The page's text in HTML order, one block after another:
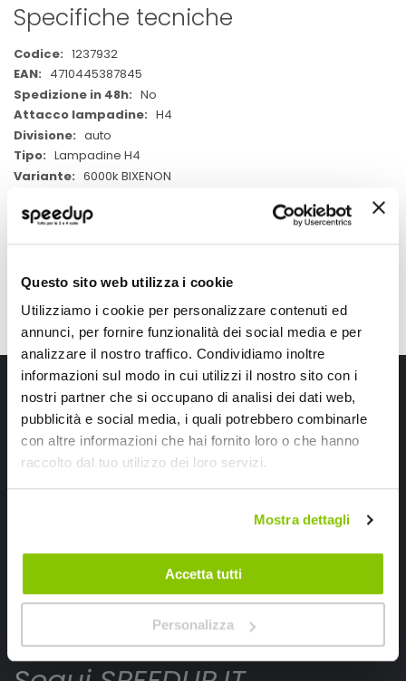
Questo sito web utilizza i cookie
Utilizziamo i cookie per personalizzare contenuti ed
annunci, per fornire funzionalità dei social media e per
analizzare il nostro traffico. Condividiamo inoltre
informazioni sul modo in cui utilizzi il nostro sito con i
nostri partner che si occupano di analisi dei dati web,
pubblicità e social media, i quali potrebbero combinarle
con altre informazioni che hai fornito loro o che hanno
raccolto dal tuo utilizzo dei loro servizi.
Mostra dettagli
Accetta tutti
Personalizza
Specifiche tecniche
Maggiori
Informazioni
1237932
4710445387845
No
H4
auto
Lampadine H4
6000k BIXENON
D-GEAR
Iscriviti alla newsletter Speedup
Ricevi subito uno sconto del 10% per il tuo primo acquisto online!
Ho letto e accettato il documento
Iscrivimi